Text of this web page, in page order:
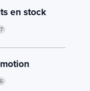
en stock